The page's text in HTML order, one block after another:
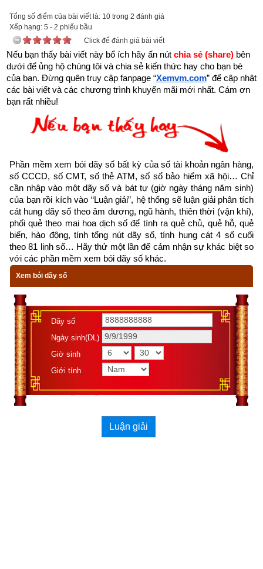
bị nung chảy như sáp nến, có thể hiểu đúng hơn chính là
thanh kim loại đã được nung luyện, nóng chảy để loại hết tạp
Theo bảng tra mệnh cung phi bát trạch
thì Tuổi Canh Thìn
2000 nam có mệnh Số 9 – Cửu Tử – Cung phi là cung Ly
thuộc nhóm
cung mệnh Khảm (Số 1), Chấn (số 3), Tốn (số 4), Ly (Số 9)
và các hướng tốt là Chính Bắc, Chính Đông, Chính Nam,
Tây Tứ Trạch có cung
mệnh Khôn (Số 2), Càn (Số 6), Đoài (số 7), Cấn (số 8) và các
hướng xấu là Đông Bắc, Chính Tây, Tây Bắc, Tây Nam.
Xem chi tiết luận tính cách, bảng cửu cung phi tinh, hướng tốt
xấu, Bảng phối cung phi vợ chồng của mệnh Số 9 – Cửu Tử –
bát trạch cung Ly qua bài viết sau: “Luận giải phong thủy
người có mệnh bát trạch cung Ly - Cửu Tử (Số 9)”
Tổng số điểm của bài viết là: 10 trong 2 đánh giá
Xếp hạng: 5 - 2 phiếu bầu
Click để đánh giá bài viết
Nếu bạn thấy bài viết này bổ ích hãy ấn nút chia sẻ (share) bên
dưới để ủng hộ chúng tôi và chia sẻ kiến thức hay cho bạn bè
của bạn. Đừng quên truy cập fanpage “Xemvm.com” để cập nhật
các bài viết và các chương trình khuyến mãi mới nhất. Cám ơn
bạn rất nhiều!
Phần mềm xem bói dãy số bất kỳ của số tài khoản ngân hàng,
số CCCD, số CMT, số thẻ ATM, số sổ bảo hiểm xã hội… Chỉ
cần nhập vào một dãy số và bát tự (giờ ngày tháng năm sinh)
của bạn rồi kích vào “Luận giải”, hệ thống sẽ luận giải phân tích
cát hung dãy số theo âm dương, ngũ hành, thiên thời (vận khí),
phối quẻ theo mai hoa dịch số để tính ra quẻ chủ, quẻ hỗ, quẻ
biến, hào động, tính tổng nút dãy số, tính hung cát 4 số cuối
theo 81 linh số… Hãy thử một lần để cảm nhận sự khác biệt so
với các phần mềm xem bói dãy số khác.
Xem bói dãy số
Dãy số
Ngày sinh(DL)
Giờ sinh
Giới tính
Luận giải